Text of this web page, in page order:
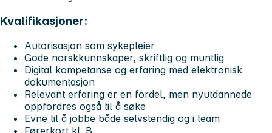
Kvalifikasjoner:
Autorisasjon som sykepleier
Gode norskkunnskaper, skriftlig og muntlig
Digital kompetanse og erfaring med elektronisk
dokumentasjon
Relevant erfaring er en fordel, men nyutdannede
oppfordres også til å søke
Evne til å jobbe både selvstendig og i team
Førerkort kl. B